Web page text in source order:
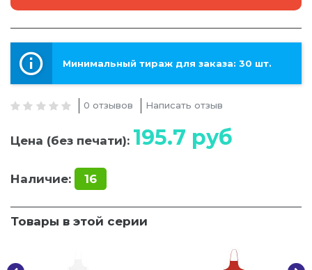
Минимальный тираж для заказа: 30 шт.
0 отзывов Написать отзыв
Цена (без печати): 195.7 руб
Наличие: 16
Товары в этой серии